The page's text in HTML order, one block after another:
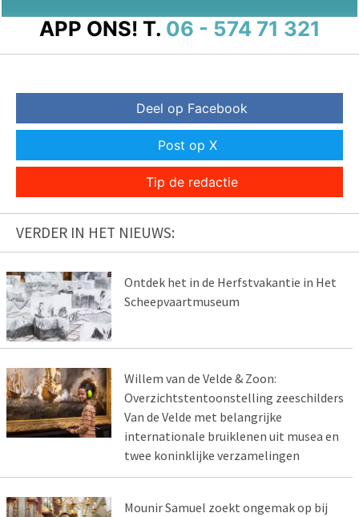
APP ONS! T. 06 - 574 71 321
Deel op Facebook
Post op X
Tip de redactie
VERDER IN HET NIEUWS:
Ontdek het in de Herfstvakantie in Het
Scheepvaartmuseum
Willem van de Velde & Zoon:
Overzichtstentoonstelling zeeschilders
Van de Velde met belangrijke
internationale bruiklenen uit musea en
twee koninklijke verzamelingen
Mounir Samuel zoekt ongemak op bij